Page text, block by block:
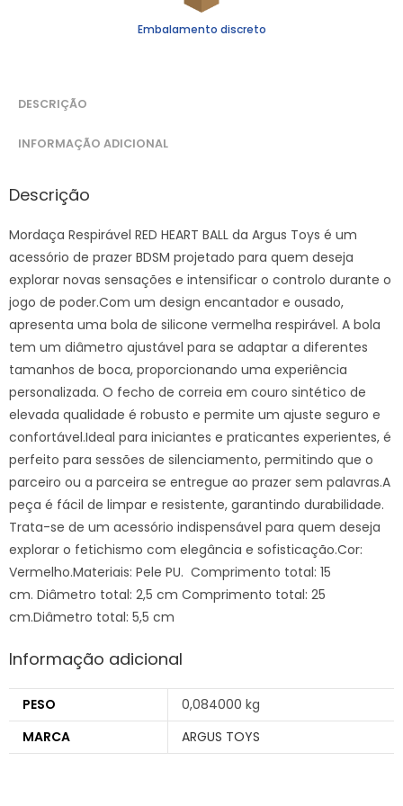
Embalamento discreto
DESCRIÇÃO
INFORMAÇÃO ADICIONAL
Descrição
Mordaça Respirável RED HEART BALL da Argus Toys é um
acessório de prazer BDSM projetado para quem deseja
explorar novas sensações e intensificar o controlo durante o
jogo de poder.Com um design encantador e ousado,
apresenta uma bola de silicone vermelha respirável. A bola
tem um diâmetro ajustável para se adaptar a diferentes
tamanhos de boca, proporcionando uma experiência
personalizada. O fecho de correia em couro sintético de
elevada qualidade é robusto e permite um ajuste seguro e
confortável.Ideal para iniciantes e praticantes experientes, é
perfeito para sessões de silenciamento, permitindo que o
parceiro ou a parceira se entregue ao prazer sem palavras.A
peça é fácil de limpar e resistente, garantindo durabilidade.
Trata-se de um acessório indispensável para quem deseja
explorar o fetichismo com elegância e sofisticação.Cor:
Vermelho.Materiais: Pele PU. Comprimento total: 15
cm. Diâmetro total: 2,5 cm Comprimento total: 25
cm.Diâmetro total: 5,5 cm
Informação adicional
PESO
0,084000 kg
MARCA
ARGUS TOYS